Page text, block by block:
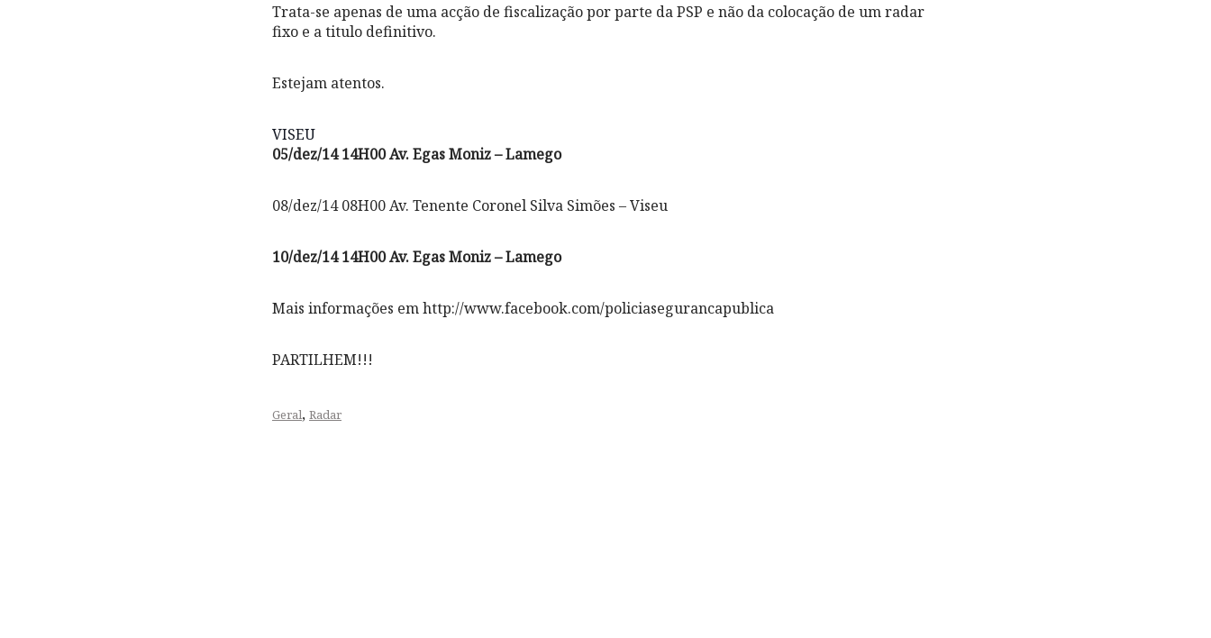
Trata-se apenas de uma acção de fiscalização por parte da PSP e não da colocação de um radar
fixo e a titulo definitivo.
Estejam atentos.
VISEU
05/dez/14 14H00 Av. Egas Moniz – Lamego
08/dez/14 08H00 Av. Tenente Coronel Silva Simões – Viseu
10/dez/14 14H00 Av. Egas Moniz – Lamego
Mais informações em http://www.facebook.com/policiasegurancapublica
PARTILHEM!!!
Geral, Radar